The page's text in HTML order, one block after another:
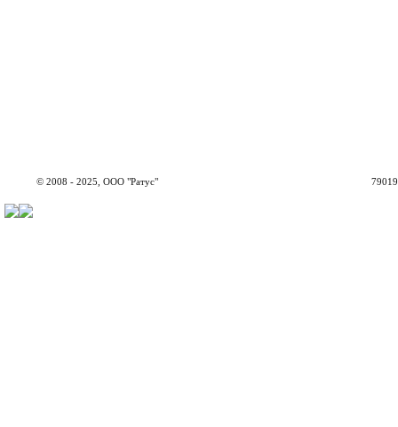
© 2008 - 2025, ООО "Ратус"